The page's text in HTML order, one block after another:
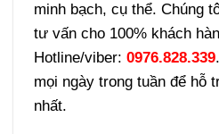
minh bạch, cụ thể.Chúng
tư vấn cho 100% khách
Hotline/viber:0976.828.339
mọi ngày trong tuần để hỗ
nhất.